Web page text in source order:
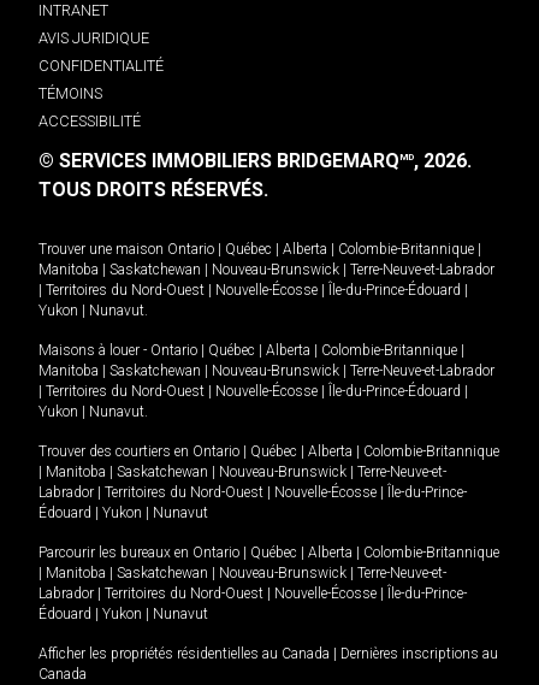
INTRANET
AVIS JURIDIQUE
CONFIDENTIALITÉ
TÉMOINS
ACCESSIBILITÉ
© SERVICES IMMOBILIERS BRIDGEMARQMD, 2026.
TOUS DROITS RÉSERVÉS.
Trouver une maison Ontario Québec Alberta Colombie-Britannique
Manitoba
Saskatchewan Nouveau-Brunswick
Terre-Neuve-et-Labrador
Territoires du Nord-Ouest Nouvelle-Écosse Île-du-Prince-Édouard
Yukon
Nunavut.
Maisons à louer - Ontario Québec Alberta Colombie-Britannique
Manitoba
Saskatchewan Nouveau-Brunswick
Terre-Neuve-et-Labrador
Territoires du Nord-Ouest Nouvelle-Écosse Île-du-Prince-Édouard
Yukon
Nunavut.
Trouver des courtiers en Ontario Québec Alberta
Colombie-Britannique
Manitoba Saskatchewan Nouveau-Brunswick
Terre-Neuve-et-
Labrador
Territoires du Nord-Ouest Nouvelle-Écosse
Île-du-Prince-
Édouard
Yukon Nunavut
Parcourir les bureaux en Ontario Québec Alberta
Colombie-Britannique
Manitoba Saskatchewan Nouveau-Brunswick
Terre-Neuve-et-
Labrador
Territoires du Nord-Ouest Nouvelle-Écosse
Île-du-Prince-
Édouard
Yukon Nunavut
Afficher les propriétés résidentielles au Canada
Dernières inscriptions au
Canada